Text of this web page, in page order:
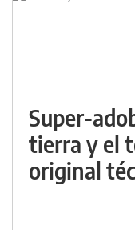
Super-
tierra y el
original